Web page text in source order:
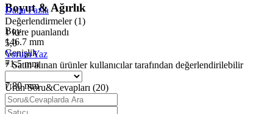
Boyut & Ağırlık
Boy
146.7 mm
Genişlik
71.5 mm
Kalınlık
7.80 mm
Ağırlık
172 gr
Daha Fazla
Değerlendirmeler (1)
1 kere puanlandı
5,0
Yorum Yaz
* Satın alınan ürünler kullanıcılar tarafından değerlendirilebilir
Ürün Soru&Cevapları (20)